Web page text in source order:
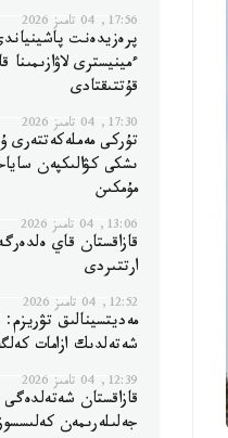
17:56, 04 تامىز 2026
پرەزيدەنت
ءمينيسترى لاۋازىمىنا
قۇتتىقتادى
17:30, 04 تامىز 2026
تۇركى مەملەكەتتەرى
ىشكى كۋالىكپەن
مۇمكىن
13:06, 04 تامىز 2026
قازاقستان قاي
ارتتىردى
12:52, 04 تامىز 2026
شەتەلدىك ازامات
12:39, 04 تامىز 2026
قازاقستان
جەلىلەرىمەن